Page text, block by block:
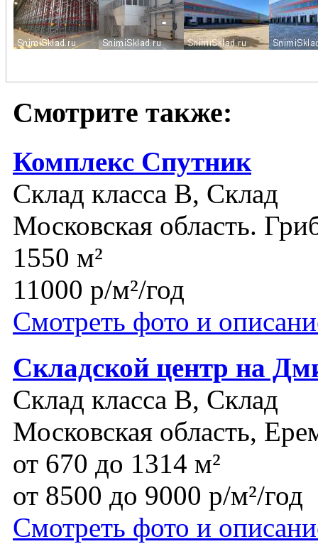
Смотрите также:
Комплекс Спутник
Склад класса B, Склад
Московская область.
1550 м²
11000 р/м²/год
Смотреть фото и
Складской центр на
Склад класса B, Склад
Московская область,
от 670 до 1314 м²
от 8500 до 9000 р/м²/год
Смотреть фото и